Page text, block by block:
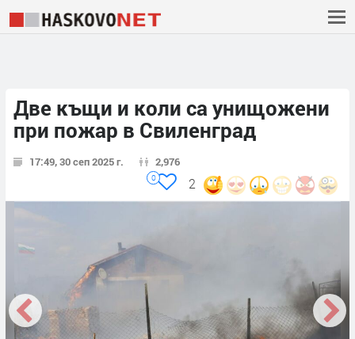
Две къщи и коли са унищожени
при пожар в Свиленград
17:49, 30 сеп 2025 г. 2,976
2
0